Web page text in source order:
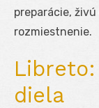
preparácie,
rozmiestnenie.
diela